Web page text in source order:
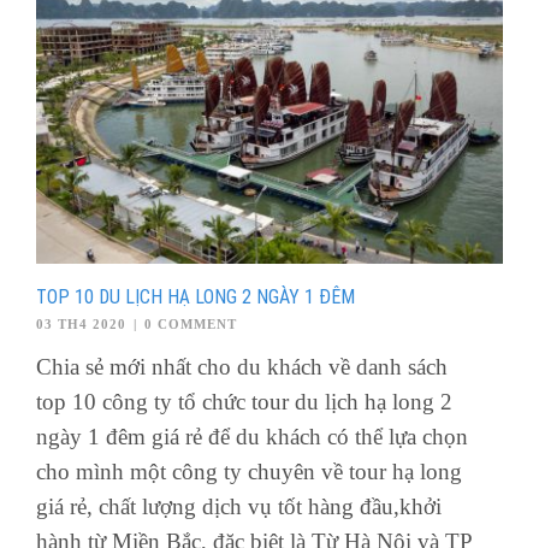
TOP 10 DU LỊCH HẠ LONG 2 NGÀY 1 ĐÊM
03 TH4 2020 | 0 COMMENT
Chia sẻ mới nhất cho du khách về danh sách
top 10 công ty tổ chức tour du lịch hạ long 2
ngày 1 đêm giá rẻ để du khách có thể lựa chọn
cho mình một công ty chuyên về tour hạ long
giá rẻ, chất lượng dịch vụ tốt hàng đầu,khởi
hành từ Miền Bắc, đặc biệt là Từ Hà Nội và TP